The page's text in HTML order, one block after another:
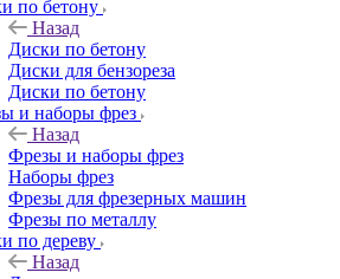
по бетону
Назад
Диски по бетону
Диски для бензореза
Диски по бетону
и наборы фрез
Назад
Фрезы и наборы фрез
Наборы фрез
Фрезы для фрезерных машин
Фрезы по металлу
по дереву
Назад